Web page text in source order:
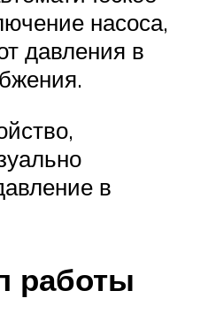
насоса,
давления в
в
работы